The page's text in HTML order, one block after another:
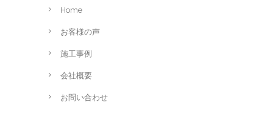
Home
お客様の声
施工事例
会社概要
お問い合わせ